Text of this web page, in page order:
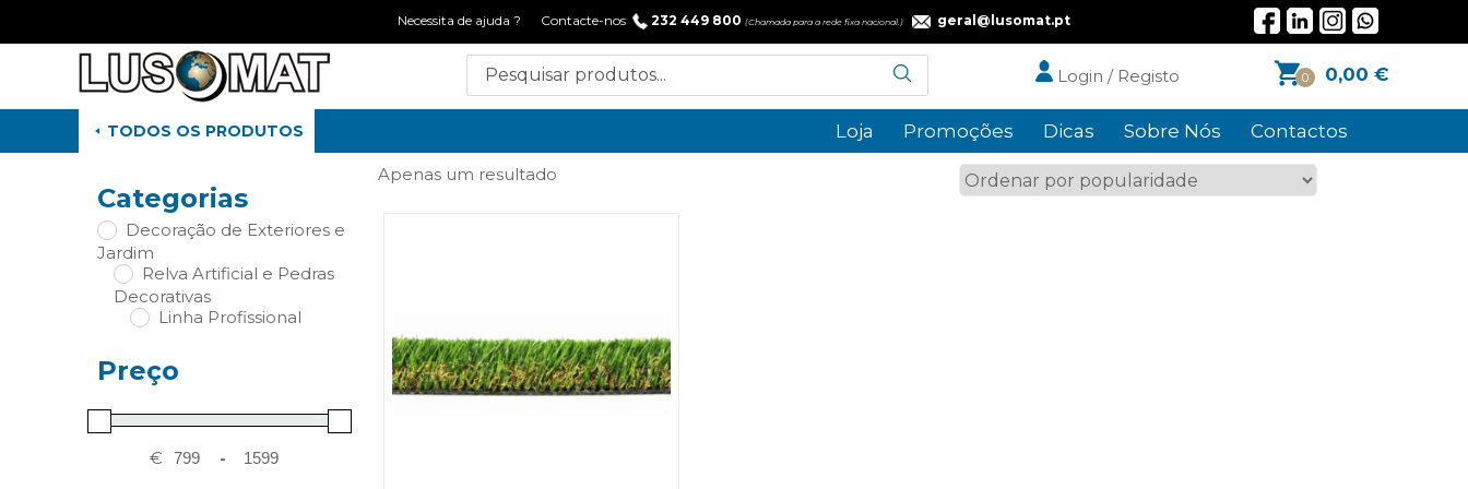
Necessita de ajuda ? Contacte-nos 232 449 800 (Chamada para a rede fixa nacional.) geral@lusomat.pt
0 0,00 €
Login / Registo
TODOS OS PRODUTOS Loja Promoções Dicas Sobre Nós Contactos
Categorias
Decoração de Exteriores e
Jardim
Relva Artificial e Pedras
Decorativas
Linha Profissional
Preço
€ -
Apenas um resultado